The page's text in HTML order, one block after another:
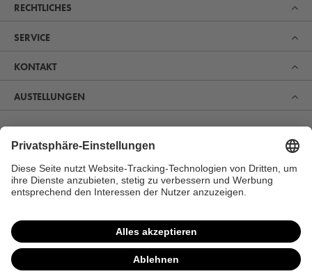
Erfahren Sie, was uns zum Marktführer im Bereich Sauna,
Pool und Spa gemacht hat. Und entdecken Sie, warum
sich immer mehr Menschen für unsere Produkte zur
perfekten Erholung und Gesundheitsvorsorge begeistern.
MEHR ERFAHREN
VERTRAG WIDERRUFEN
RECHTLICHES
SERVICE
KONTAKT
AUSTELLUNGEN